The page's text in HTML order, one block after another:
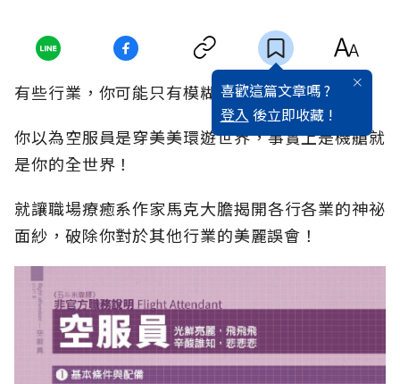
喜歡這篇文章嗎 ?
登入 後立即收藏 !
有些行業，你可能只有模糊的認識：
你以為空服員是穿美美環遊世界，事實上是機艙就
是你的全世界！
就讓職場療癒系作家馬克大膽揭開各行各業的神祕
面紗，破除你對於其他行業的美麗誤會！